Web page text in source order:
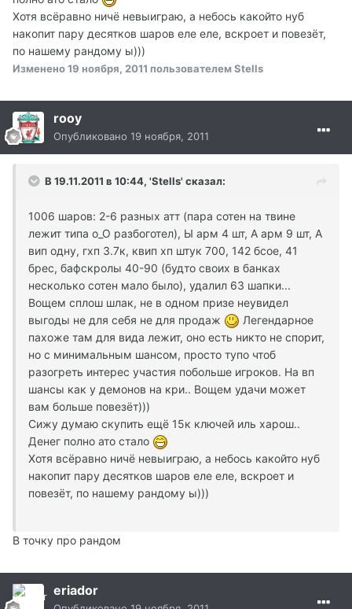
Хотя всёравно ничё невыиграю, а небось какойто нуб
накопит пару десятков шаров еле еле, вскроет и повезёт,
по нашему рандому ы)))
Изменено19 ноября, 2011 пользователем Stells
rooy
Опубликовано 19 ноября, 2011
В 19.11.2011 в 10:44, 'Stells' сказал:
1006 шаров: 2-6 разных атт (пара сотен на твине
лежит типа о_О разбоготел), Ы арм 4 шт, А арм 9 шт, А
вип одну, гхп 3.7к, квип хп штук 700, 142 бсое, 41
брес, бафскролы 40-90 (будто своих в банках
несколько сотен мало было), удалил 63 шапки...
Вощем сплош шлак, не в одном призе неувидел
выгоды не для себя не для продаж
Легендарное
пахоже там для вида лежит, оно есть никто не спорит,
но с минимальным шансом, просто тупо чтоб
разогреть интерес участия побольше игроков. На вп
шансы как у демонов на кри.. Вощем удачи может
вам больше повезёт)))
Сижу думаю скупить ещё 15к ключей иль харош..
Денег полно ато стало
Хотя всёравно ничё невыиграю, а небось какойто нуб
накопит пару десятков шаров еле еле, вскроет и
повезёт, по нашему рандому ы)))
В точку про рандом
eriador